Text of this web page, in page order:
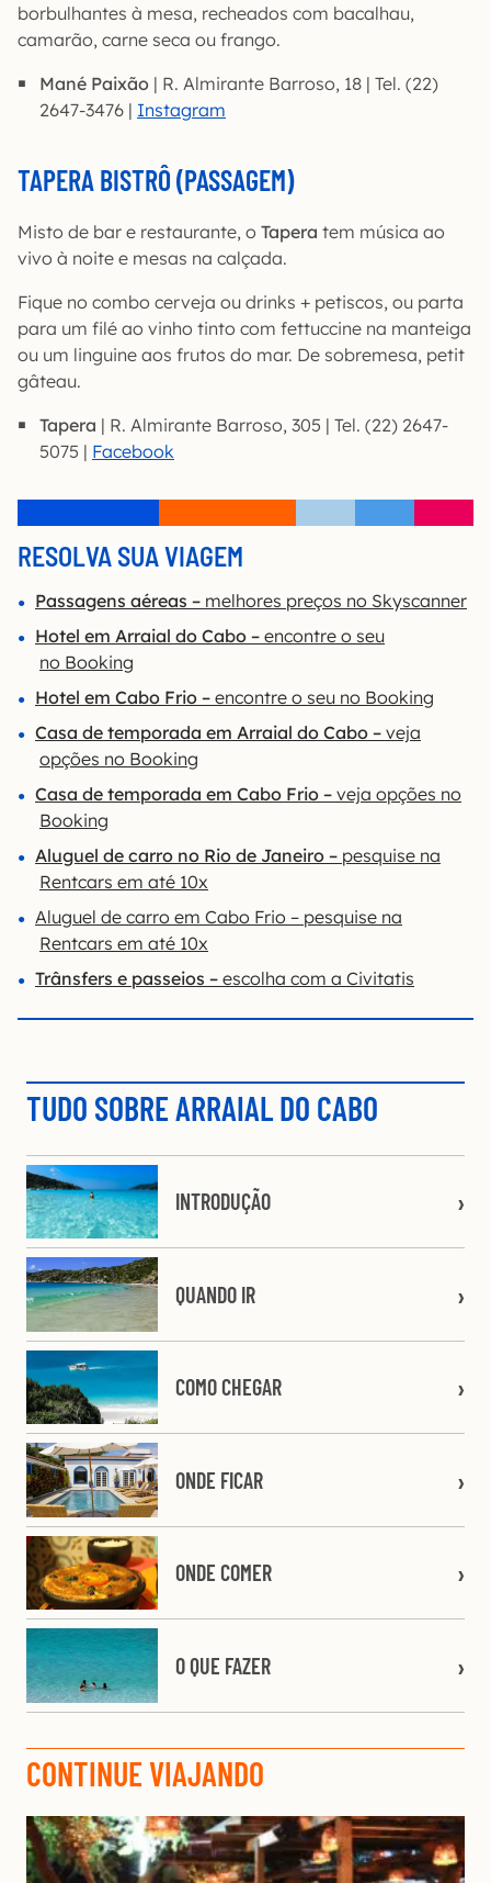
borbulhantes à mesa, recheados com bacalhau,
camarão, carne seca ou frango.
Mané Paixão | R. Almirante Barroso, 18 | Tel. (22)
2647-3476 | Instagram
TAPERA BISTRÔ (PASSAGEM)
Misto de bar e restaurante, o Tapera tem música ao
vivo à noite e mesas na calçada.
Fique no combo cerveja ou drinks + petiscos, ou parta
para um filé ao vinho tinto com fettuccine na manteiga
ou um linguine aos frutos do mar. De sobremesa, petit
gâteau.
Tapera | R. Almirante Barroso, 305 | Tel. (22) 2647-
5075 | Facebook
RESOLVA SUA VIAGEM
Passagens aéreas – melhores preços no Skyscanner
Hotel em Arraial do Cabo – encontre o seu
no Booking
Hotel em Cabo Frio – encontre o seu no Booking
Casa de temporada em Arraial do Cabo – veja
opções no Booking
Casa de temporada em Cabo Frio – veja opções no
Booking
Aluguel de carro no Rio de Janeiro – pesquise na
Rentcars em até 10x
Aluguel de carro em Cabo Frio – pesquise na
Rentcars em até 10x
Trânsfers e passeios – escolha com a Civitatis
TUDO SOBRE ARRAIAL DO CABO
INTRODUÇÃO
QUANDO IR
COMO CHEGAR
ONDE FICAR
ONDE COMER
O QUE FAZER
CONTINUE VIAJANDO